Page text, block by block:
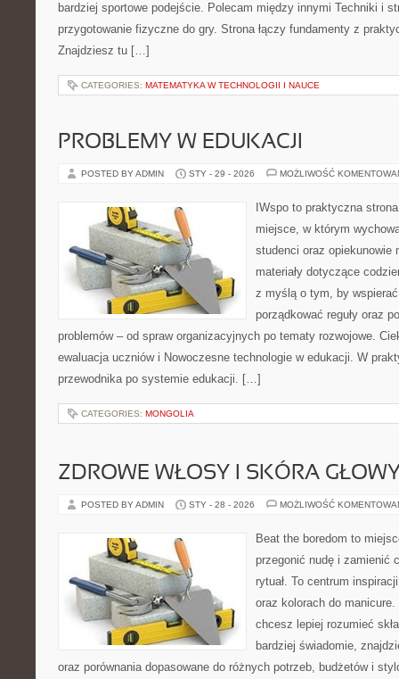
bardziej sportowe podejście. Polecam między innymi Techniki i
przygotowanie fizyczne do gry. Strona łączy fundamenty z
Znajdziesz tu […]
CATEGORIES: MATEMATYKA W TECHNOLOGII I NAUCE
PROBLEMY W EDUKACJI
POSTED BY ADMIN STY - 29 - 2026 MOŻLIWOŚĆ
IWspo to praktyczna
miejsce, w którym
studenci oraz opiekunowie
materiały dotyczące
z myślą o tym, by
porządkować reguły oraz
problemów – od spraw organizacyjnych po tematy rozwojowe.
ewaluacja uczniów i Nowoczesne technologie w edukacji. W
przewodnika po systemie edukacji. […]
CATEGORIES: MONGOLIA
ZDROWE WŁOSY I SKÓRA
POSTED BY ADMIN STY - 28 - 2026 MOŻLIWOŚĆ
Beat the boredom to
przegonić nudę i zamienić
rytuał. To centrum
oraz kolorach do
chcesz lepiej rozumieć
bardziej świadomie,
oraz porównania dopasowane do różnych potrzeb, budżetów i